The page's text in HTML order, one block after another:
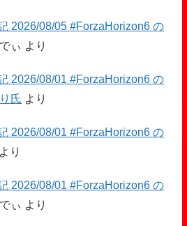
2026/08/05 #ForzaHorizon6 の
ぃ より
2026/08/01 #ForzaHorizon6 の
氏 より
2026/08/01 #ForzaHorizon6 の
より
2026/08/01 #ForzaHorizon6 の
ぃ より